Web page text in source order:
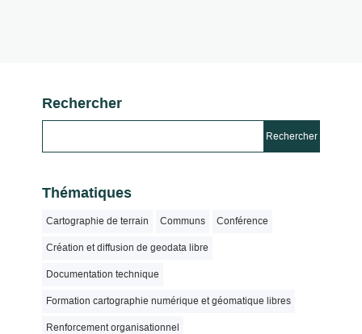
Rechercher
Thématiques
Cartographie de terrain Communs Conférence
Création et diffusion de geodata libre
Documentation technique
Formation cartographie numérique et géomatique libres
Renforcement organisationnel